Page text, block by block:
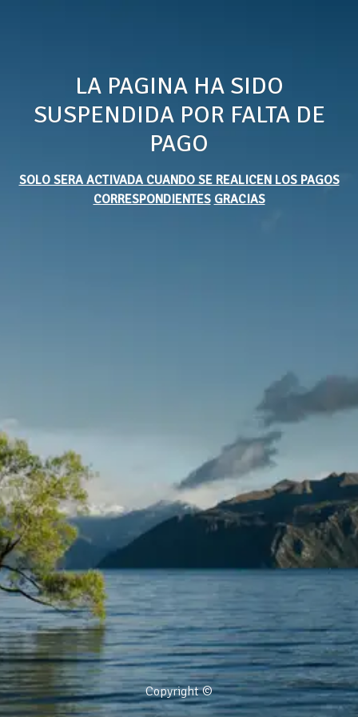
LA PAGINA HA SIDO
SUSPENDIDA POR FALTA DE
PAGO
SOLO SERA ACTIVADA CUANDO SE REALICEN LOS PAGOS
CORRESPONDIENTES GRACIAS
Copyright ©